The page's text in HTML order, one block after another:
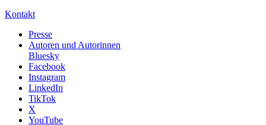
Kontakt
Presse
Autoren und Autorinnen
Bluesky
Facebook
Instagram
LinkedIn
TikTok
X
YouTube